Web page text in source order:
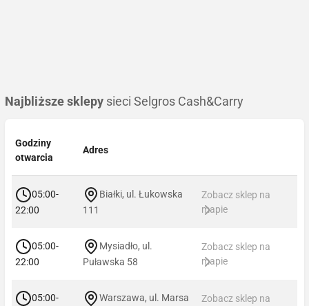
Najbliższe sklepy sieci Selgros Cash&Carry
Godziny
otwarcia
Adres
05:00-
22:00
Białki, ul. Łukowska
111
Zobacz sklep na
mapie
05:00-
22:00
Mysiadło, ul.
Puławska 58
Zobacz sklep na
mapie
05:00-
Warszawa, ul. Marsa
Zobacz sklep na